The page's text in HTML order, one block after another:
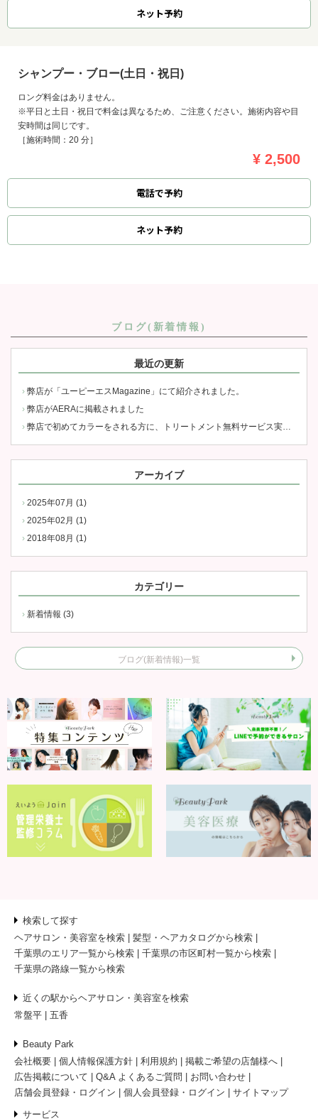
ネット予約
シャンプー・ブロー(土日・祝日)
ロング料金はありません。
※平日と土日・祝日で料金は異なるため、ご注意ください。施術内容や目
安時間は同じです。
［施術時間：20 分］
¥ 2,500
電話で予約
ネット予約
ブログ(新着情報)
最近の更新
弊店が「ユーピーエスMagazine」にて紹介されました。
弊店がAERAに掲載されました
弊店で初めてカラーをされる方に、トリートメント無料サービス実施中
アーカイブ
2025年07月 (1)
2025年02月 (1)
2018年08月 (1)
カテゴリー
新着情報 (3)
ブログ(新着情報)一覧
検索して探す
ヘアサロン・美容室を検索
髪型・ヘアカタログから検索
千葉県のエリア一覧から検索
千葉県の市区町村一覧から検索
千葉県の路線一覧から検索
近くの駅からヘアサロン・美容室を検索
常盤平
五香
Beauty Park
会社概要
個人情報保護方針 利用規約
掲載ご希望の店舗様へ
広告掲載について
Q&A よくあるご質問
お問い合わせ
店舗会員登録・ログイン
個人会員登録・ログイン サイトマップ
サービス